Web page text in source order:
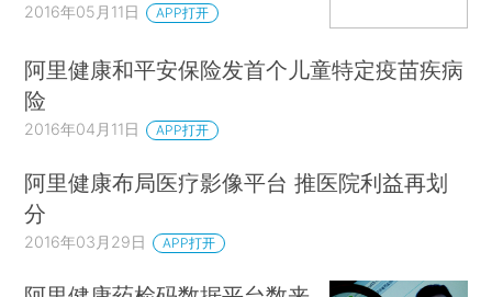
2016年05月11日 APP打开
阿里健康和平安保险发首个儿童特定疫苗疾病
险
2016年04月11日 APP打开
阿里健康布局医疗影像平台 推医院利益再划
分
2016年03月29日 APP打开